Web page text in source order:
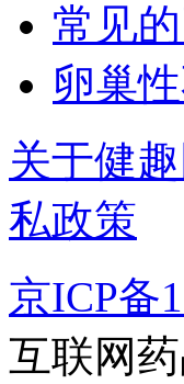
常见
卵巢
关于健趣
私政策
京ICP备
互联网